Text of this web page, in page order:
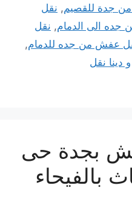
جدة للقصيم, نقل
الى الدمام, نقل
عفش من جده للدمام,
و دينا نقل
بجدة حى
بالفيحاء